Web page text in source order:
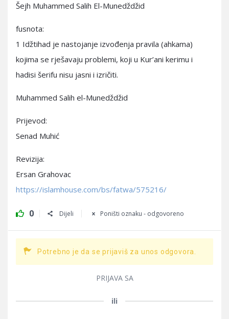
Šejh Muhammed Salih El-Munedždžid
fusnota:
1 Idžtihad je nastojanje izvođenja pravila (ahkama)
kojima se rješavaju problemi, koji u Kur’ani kerimu i
hadisi šerifu nisu jasni i izričiti.
Muhammed Salih el-Munedždžid
Prijevod:
Senad Muhić
Revizija:
Ersan Grahovac
https://islamhouse.com/bs/fatwa/575216/
0 Dijeli Poništi oznaku - odgovoreno
Potrebno je da se prijaviš za unos odgovora.
PRIJAVA SA
ili